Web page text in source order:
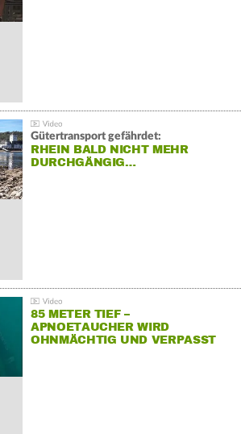
Gütertransport gefährdet:
RHEIN BALD NICHT MEHR
DURCHGÄNGIG…
85 METER TIEF –
APNOETAUCHER WIRD
OHNMÄCHTIG UND VERPASST